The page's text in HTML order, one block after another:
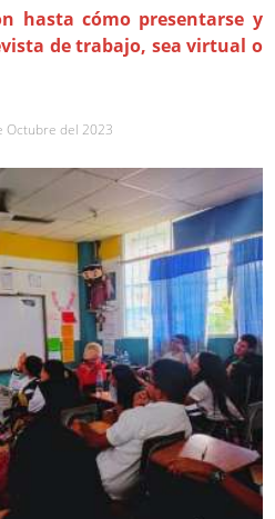
hasta cómo presentarse y
de trabajo, sea virtual o
Octubre del 2023